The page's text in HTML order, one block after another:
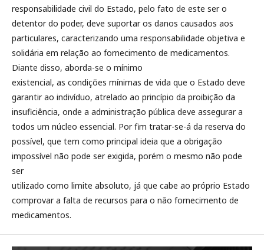
responsabilidade civil do Estado, pelo fato de este ser o
detentor do poder, deve suportar os danos causados aos
particulares, caracterizando uma responsabilidade objetiva e
solidária em relação ao fornecimento de medicamentos.
Diante disso, aborda-se o mínimo
existencial, as condições mínimas de vida que o Estado deve
garantir ao indivíduo, atrelado ao princípio da proibição da
insuficiência, onde a administração pública deve assegurar a
todos um núcleo essencial. Por fim tratar-se-á da reserva do
possível, que tem como principal ideia que a obrigação
impossível não pode ser exigida, porém o mesmo não pode
ser
utilizado como limite absoluto, já que cabe ao próprio Estado
comprovar a falta de recursos para o não fornecimento de
medicamentos.